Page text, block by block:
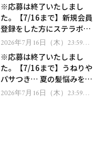
※応募は終了いたしまし
た。【7/16まで】新規会員
登録をした方にステラボー
テのシャインリバース ヘア
ゼント！
2026年7月16日（木）23:59ま
※応募は終了いたしまし
た。【7/16まで】うねりや
パサつき… 夏の髪悩みを解
消するヘアケアアイテムを
2026年7月16日（木）23:59ま